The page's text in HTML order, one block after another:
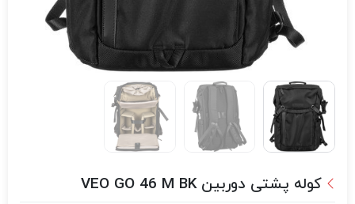
کوله پشتی دوربین VEO GO 46 M BK